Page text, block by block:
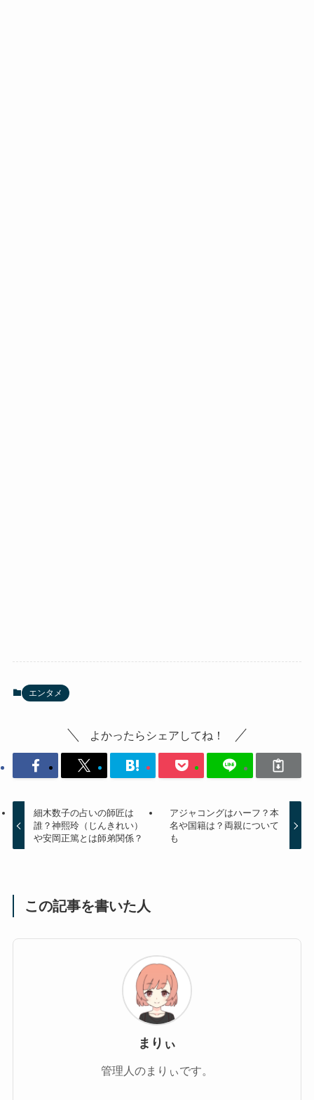
エンタメ
よかったらシェアしてね！
細木数子の占いの師匠は
誰？神熙玲（じんきれい）
や安岡正篤とは師弟関係？
アジャコングはハーフ？本
名や国籍は？両親について
も
この記事を書いた人
まりぃ
管理人のまりぃです。